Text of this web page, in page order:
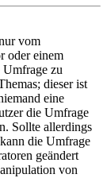
vom
oder einem
zu
dieser ist
eine
die Umfrage
Sollte allerdings
die Umfrage
geändert
von